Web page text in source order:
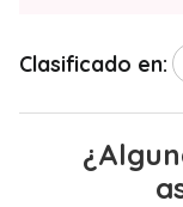
Clasificado en: